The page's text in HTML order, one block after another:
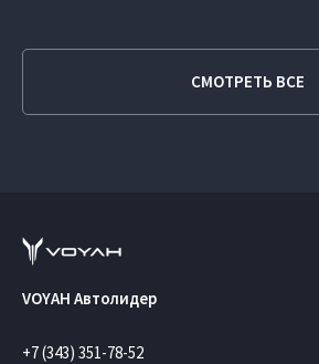
СМОТРЕТЬ ВСЕ
VOYAH Автолидер
+7 (343) 351-78-52